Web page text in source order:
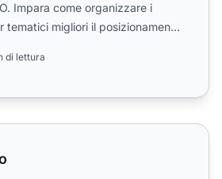
Impara come organizzare i
tematici migliori il posizionamento
di lettura